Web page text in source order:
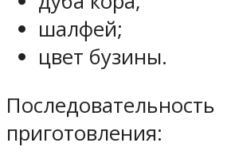
шалфей;
цвет бузины.
Последовательность
приготовления: